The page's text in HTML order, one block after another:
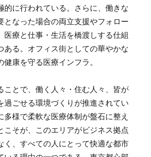
的に行われている。さらに、働きな
となった場合の両立支援やフォロー
医療と仕事・生活を橋渡しする仕組
ある。オフィス街としての華やかな
健康を守る医療インフラ。
ことで、働く人々・住む人々、皆が
過ごせる環境づくりが推進されてい
多様で柔軟な医療体制が盤石に整え
こそが、このエリアがビジネス拠点
く、すべての人にとって快適な都市